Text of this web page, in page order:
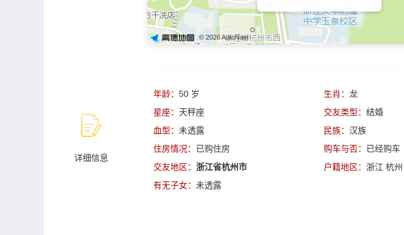
© 2026 AutoNavi
详细信息
年龄： 50 岁 生肖： 龙
星座： 天秤座 交友类型： 结婚
血型： 未透露 民族： 汉族
住房情况： 已购住房 购车与否： 已经购车
交友地区： 浙江省杭州市 户籍地区： 浙江 杭州
有无子女： 未透露